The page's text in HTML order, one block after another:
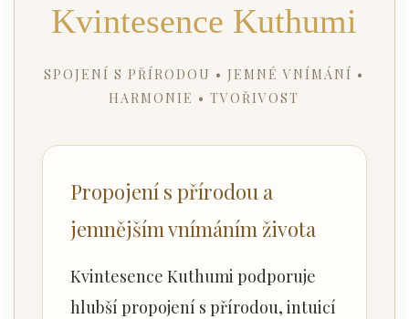
Kvintesence Kuthumi
SPOJENÍ S PŘÍRODOU • JEMNÉ VNÍMÁNÍ •
HARMONIE • TVOŘIVOST
Propojení s přírodou a
jemnějším vnímáním života
Kvintesence Kuthumi podporuje
hlubší propojení s přírodou, intuicí